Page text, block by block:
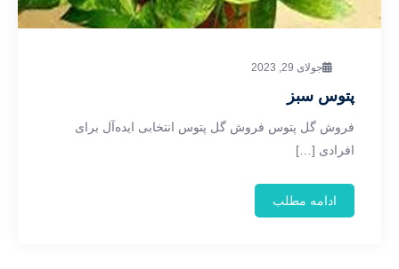
جولای 29, 2023
پتوس سبز
فروش گل پتوس فروش گل پتوس انتخابی ایده‌آل برای
افرادی […]
ادامه مطلب